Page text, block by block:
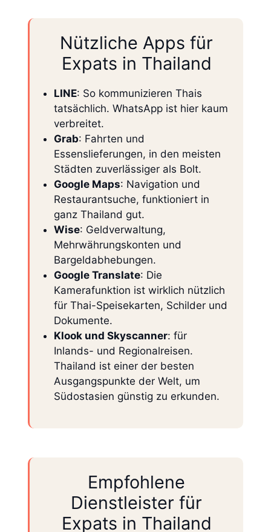
Nützliche Apps für
Expats in Thailand
LINE: So kommunizieren Thais
tatsächlich. WhatsApp ist hier kaum
verbreitet.
Grab: Fahrten und
Essenslieferungen, in den meisten
Städten zuverlässiger als Bolt.
Google Maps: Navigation und
Restaurantsuche, funktioniert in
ganz Thailand gut.
Wise: Geldverwaltung,
Mehrwährungskonten und
Bargeldabhebungen.
Google Translate: Die
Kamerafunktion ist wirklich nützlich
für Thai-Speisekarten, Schilder und
Dokumente.
Klook und Skyscanner: für
Inlands- und Regionalreisen.
Thailand ist einer der besten
Ausgangspunkte der Welt, um
Südostasien günstig zu erkunden.
Empfohlene
Dienstleister für
Expats in Thailand